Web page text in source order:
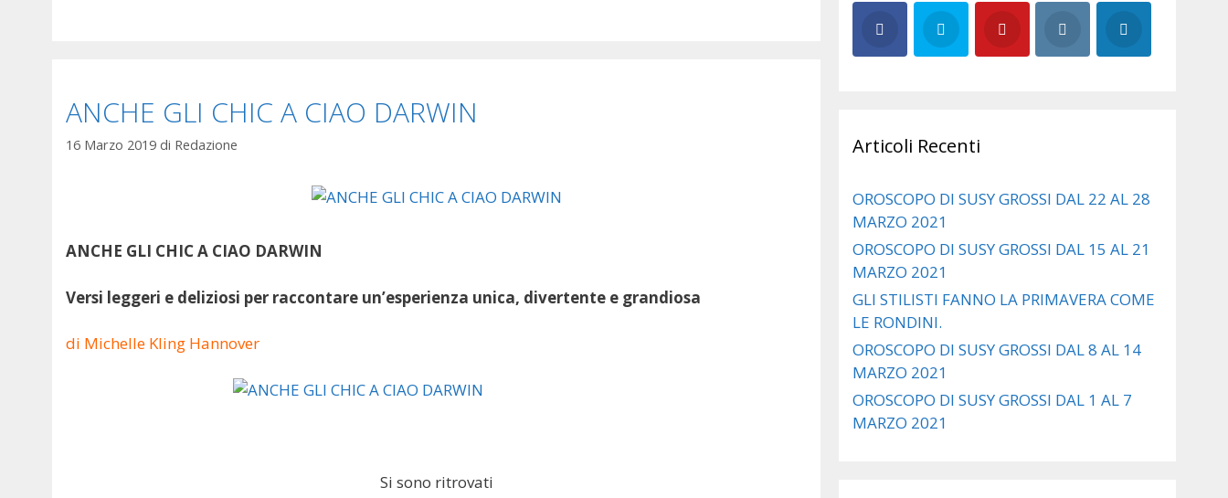
ANCHE GLI CHIC A CIAO DARWIN
16 Marzo 2019 di Redazione
ANCHE GLI CHIC A CIAO DARWIN
Versi leggeri e deliziosi per raccontare un’esperienza unica, divertente e grandiosa
di Michelle Kling Hannover
Si sono ritrovati
Articoli Recenti
OROSCOPO DI SUSY GROSSI DAL 22 AL 28
MARZO 2021
OROSCOPO DI SUSY GROSSI DAL 15 AL 21
MARZO 2021
GLI STILISTI FANNO LA PRIMAVERA COME
LE RONDINI.
OROSCOPO DI SUSY GROSSI DAL 8 AL 14
MARZO 2021
OROSCOPO DI SUSY GROSSI DAL 1 AL 7
MARZO 2021